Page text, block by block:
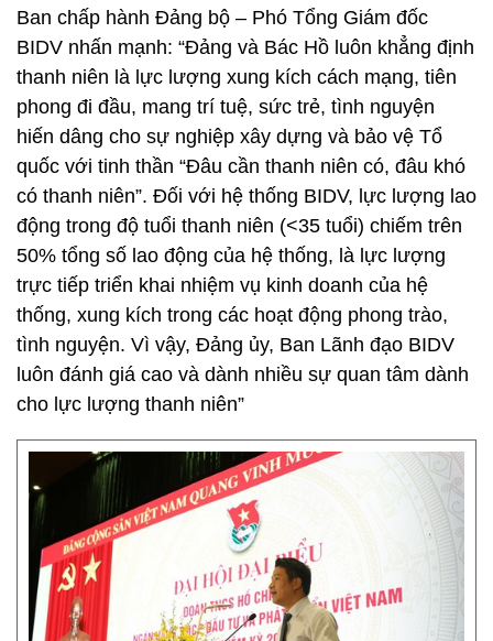
Ban chấp hành Đảng bộ – Phó Tổng Giám đốc
BIDV nhấn mạnh: “Đảng và Bác Hồ luôn khẳng định
thanh niên là lực lượng xung kích cách mạng, tiên
phong đi đầu, mang trí tuệ, sức trẻ, tình nguyện
hiến dâng cho sự nghiệp xây dựng và bảo vệ Tổ
quốc với tinh thần “Đâu cần thanh niên có, đâu khó
có thanh niên”. Đối với hệ thống BIDV, lực lượng lao
động trong độ tuổi thanh niên (<35 tuổi) chiếm trên
50% tổng số lao động của hệ thống, là lực lượng
trực tiếp triển khai nhiệm vụ kinh doanh của hệ
thống, xung kích trong các hoạt động phong trào,
tình nguyện. Vì vậy, Đảng ủy, Ban Lãnh đạo BIDV
luôn đánh giá cao và dành nhiều sự quan tâm dành
cho lực lượng thanh niên”